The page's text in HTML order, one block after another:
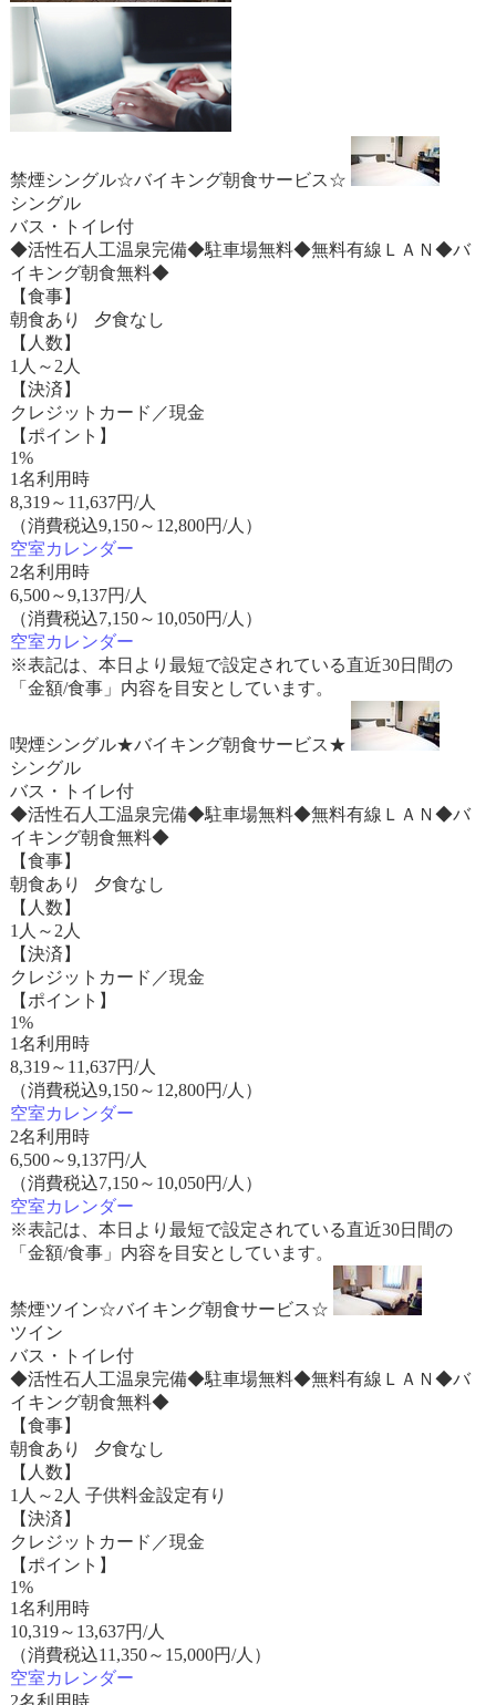
禁煙シングル☆バイキング朝食サービス☆
シングル
バス・トイレ付
◆活性石人工温泉完備◆駐車場無料◆無料有線ＬＡＮ◆バ
イキング朝食無料◆
【食事】
朝食あり 夕食なし
【人数】
1人～2人
【決済】
クレジットカード／現金
【ポイント】
1%
1名利用時
8,319～ 11,637円/人
（消費税込9,150～12,800円/人）
空室カレンダー
2名利用時
6,500～9,137円/人
（消費税込7,150～10,050円/人）
空室カレンダー
※表記は、本日より最短で設定されている直近30日間の
「金額/食事」内容を目安としています。
喫煙シングル★バイキング朝食サービス★
シングル
バス・トイレ付
◆活性石人工温泉完備◆駐車場無料◆無料有線ＬＡＮ◆バ
イキング朝食無料◆
【食事】
朝食あり 夕食なし
【人数】
1人～2人
【決済】
クレジットカード／現金
【ポイント】
1%
1名利用時
8,319～ 11,637円/人
（消費税込9,150～12,800円/人）
空室カレンダー
2名利用時
6,500～9,137円/人
（消費税込7,150～10,050円/人）
空室カレンダー
※表記は、本日より最短で設定されている直近30日間の
「金額/食事」内容を目安としています。
禁煙ツイン☆バイキング朝食サービス☆
ツイン
バス・トイレ付
◆活性石人工温泉完備◆駐車場無料◆無料有線ＬＡＮ◆バ
イキング朝食無料◆
【食事】
朝食あり 夕食なし
【人数】
1人～2人 子供料金設定有り
【決済】
クレジットカード／現金
【ポイント】
1%
1名利用時
10,319～ 13,637円/人
（消費税込11,350～15,000円/人）
空室カレンダー
2名利用時